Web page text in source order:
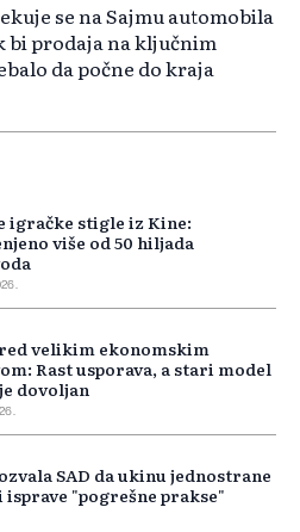
se na Sajmu automobila
bi prodaja na ključnim
da počne do kraja
igračke stigle iz Kine:
više od 50 hiljada
velikim ekonomskim
Rast usporava, a stari model
dovoljan
SAD da ukinu jednostrane
"pogrešne prakse"